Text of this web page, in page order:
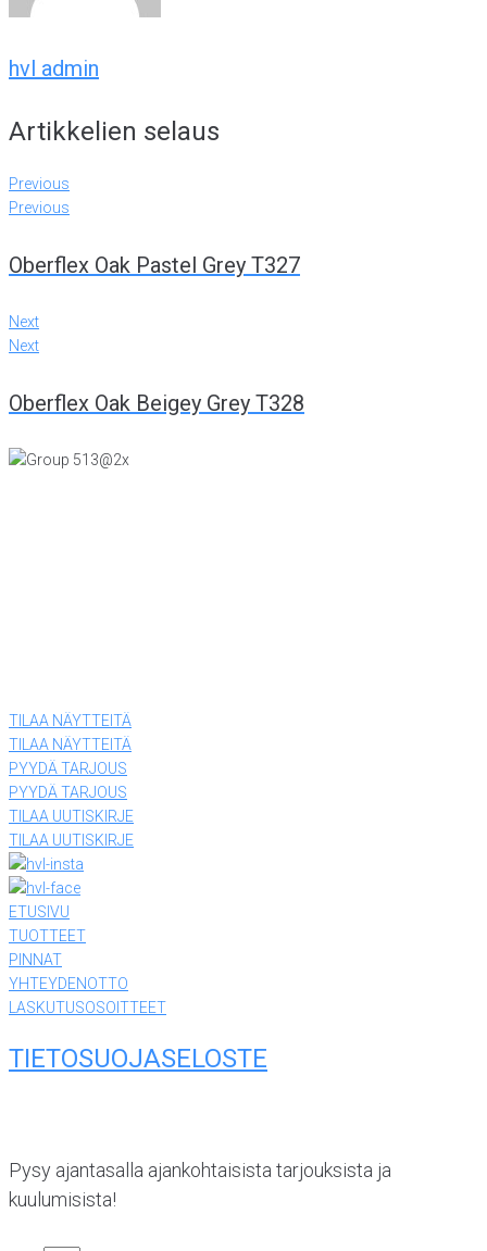
hvl admin
Artikkelien selaus
Previous
Previous
Oberflex Oak Pastel Grey T327
Next
Next
Oberflex Oak Beigey Grey T328
TILAA NÄYTTEITÄ
TILAA NÄYTTEITÄ
PYYDÄ TARJOUS
PYYDÄ TARJOUS
TILAA UUTISKIRJE
TILAA UUTISKIRJE
ETUSIVU
TUOTTEET
PINNAT
YHTEYDENOTTO
LASKUTUSOSOITTEET
TIETOSUOJASELOSTE
Pysy ajantasalla ajankohtaisista tarjouksista ja
kuulumisista!